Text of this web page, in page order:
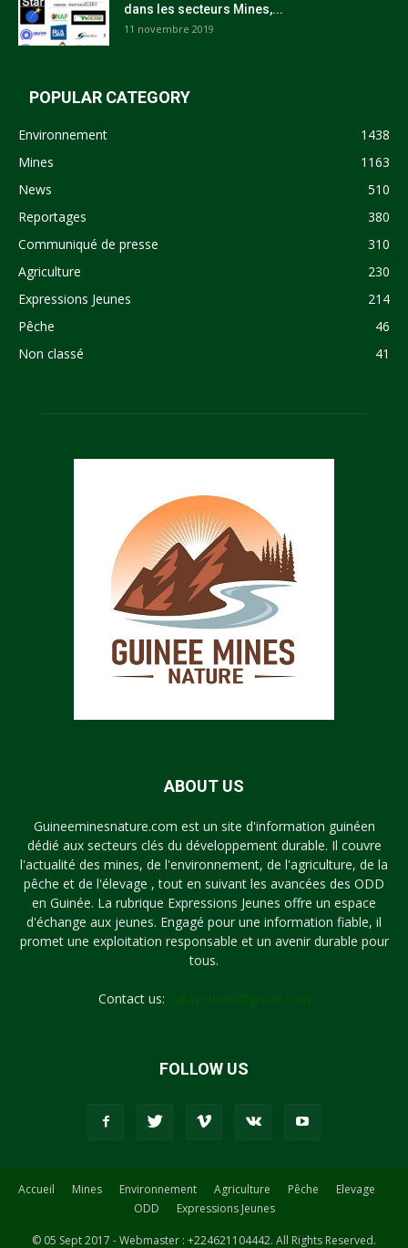
dans les secteurs Mines,...
11 novembre 2019
POPULAR CATEGORY
Environnement
1438
Mines
1163
News
510
Reportages
380
Communiqué de presse
310
Agriculture
230
Expressions Jeunes
214
Pêche
46
Non classé
41
ABOUT US
Guineeminesnature.com est un site d'information guinéen
dédié aux secteurs clés du développement durable. Il couvre
l'actualité des mines, de l'environnement, de l'agriculture, de la
pêche et de l'élevage , tout en suivant les avancées des ODD
en Guinée. La rubrique Expressions Jeunes offre un espace
d'échange aux jeunes. Engagé pour une information fiable, il
promet une exploitation responsable et un avenir durable pour
tous.
Contact us:
FOLLOW US
Accueil Mines Environnement Agriculture Pêche
Elevage
ODD
Expressions Jeunes
© 05 Sept 2017 - Webmaster : +224621104442. All Rights Reserved.